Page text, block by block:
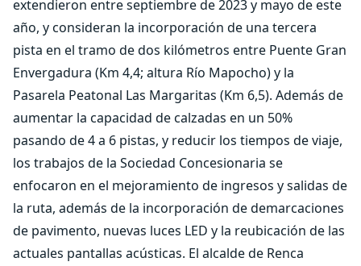
extendieron entre septiembre de 2023 y mayo de este
año, y consideran la incorporación de una tercera
pista en el tramo de dos kilómetros entre Puente Gran
Envergadura (Km 4,4; altura Río Mapocho) y la
Pasarela Peatonal Las Margaritas (Km 6,5). Además de
aumentar la capacidad de calzadas en un 50%
pasando de 4 a 6 pistas, y reducir los tiempos de viaje,
los trabajos de la Sociedad Concesionaria se
enfocaron en el mejoramiento de ingresos y salidas de
la ruta, además de la incorporación de demarcaciones
de pavimento, nuevas luces LED y la reubicación de las
actuales pantallas acústicas. El alcalde de Renca